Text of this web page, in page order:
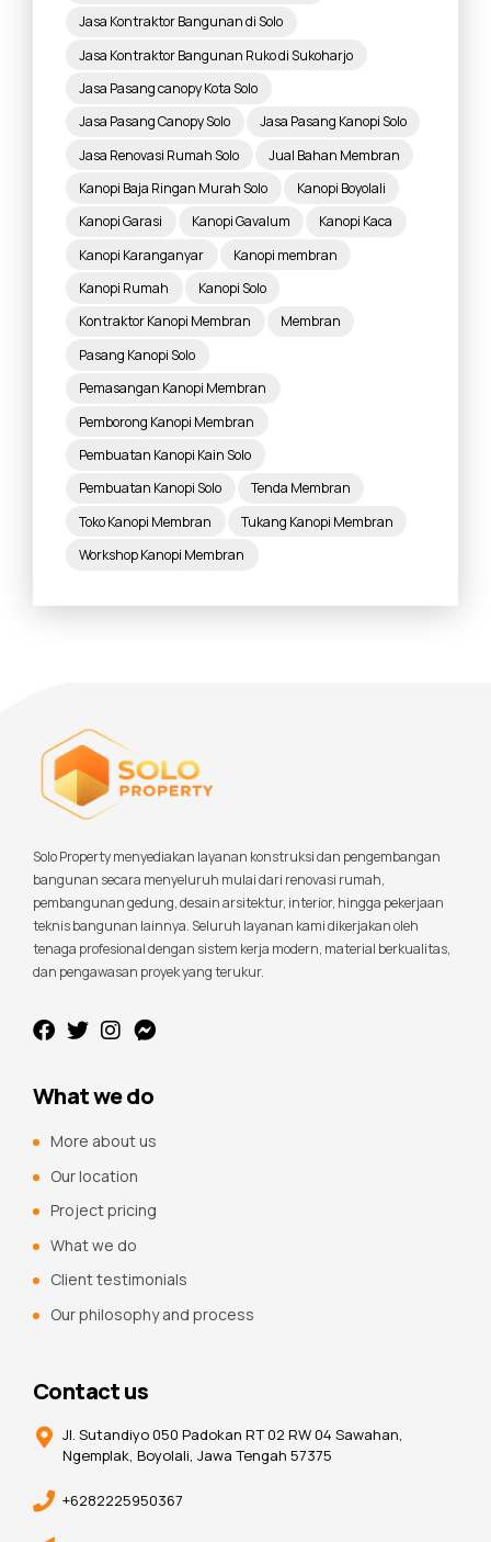
Jasa Kontraktor Bangunan di Solo
Jasa Kontraktor Bangunan Ruko di Sukoharjo
Jasa Pasang canopy Kota Solo
Jasa Pasang Canopy Solo
Jasa Pasang Kanopi Solo
Jasa Renovasi Rumah Solo
Jual Bahan Membran
Kanopi Baja Ringan Murah Solo
Kanopi Boyolali
Kanopi Garasi
Kanopi Gavalum
Kanopi Kaca
Kanopi Karanganyar
Kanopi membran
Kanopi Rumah
Kanopi Solo
Kontraktor Kanopi Membran
Membran
Pasang Kanopi Solo
Pemasangan Kanopi Membran
Pemborong Kanopi Membran
Pembuatan Kanopi Kain Solo
Pembuatan Kanopi Solo
Tenda Membran
Toko Kanopi Membran
Tukang Kanopi Membran
Workshop Kanopi Membran
Solo Property menyediakan layanan konstruksi dan pengembangan
bangunan secara menyeluruh mulai dari renovasi rumah,
pembangunan gedung, desain arsitektur, interior, hingga pekerjaan
teknis bangunan lainnya. Seluruh layanan kami dikerjakan oleh
tenaga profesional dengan sistem kerja modern, material berkualitas,
dan pengawasan proyek yang terukur.
What we do
More about us
Our location
Project pricing
What we do
Client testimonials
Our philosophy and process
Contact us
Jl. Sutandiyo 050 Padokan RT 02 RW 04 Sawahan,
Ngemplak, Boyolali, Jawa Tengah 57375
+6282225950367